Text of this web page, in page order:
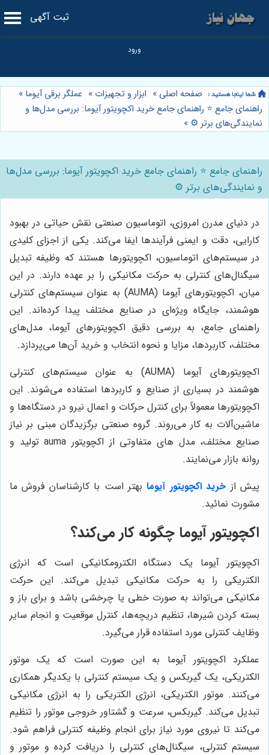
ثبت آگهی
صفحه اصلی » ابزار و تجهیزات » عملگر برقی آیوما »
راهنمای جامع ⭐️ راهنمای جامع خرید اکچویتور آیوما: بررسی مدل‌ها و
نمایندگی‌های برتر ⚙️ »
راهنمای جامع ⭐️ راهنمای جامع خرید اکچویتور آیوما: بررسی مدل‌ها
و نمایندگی‌های برتر ⚙️
در دنیای مدرن امروزی، اتوماسیون صنعتی نقش حیاتی در بهبود
کارایی، دقت و ایمنی فرآیندها ایفا می‌کند. یکی از اجزای کلیدی
در سیستم‌های اتوماسیون، اکچویتورها هستند که وظیفه تبدیل
سیگنال‌های کنترلی به حرکت مکانیکی را بر عهده دارند. در این
میان، اکچویتورهای آیوما (AUMA) به عنوان سیستم‌های کنترلی
هوشمند، جایگاه ویژه‌ای در صنایع مختلف پیدا کرده‌اند. این
راهنمای جامع، به بررسی دقیق اکچویتورهای آیوما، مدل‌های
مختلف، کاربردها، مزایا و نحوه انتخاب و خرید آن‌ها می‌پردازد.
اکچویتورهای آیوما (AUMA) به عنوان سیستم‌های کنترلی
هوشمند در بسیاری از صنایع و کاربردها استفاده می‌شوند. این
اکچویتورها معمولاً برای کنترل حرکات و اعمال نیرو در دستگاه‌ها و
ماشین‌آلات به کار می‌روند. گروه صنعتی برگزیدگان مبنی بر نیاز
صنایع مختلف، مدل های متفاوتی از اکچویتور aumaتولید و
روانه بازار می‌نمایند.
پیش از خرید اکچویتور آیوما بهتر است با کارشناسان فروش ما
مشورت نمائید.
اکچویتور آیوما چگونه کار می‌کند؟
اکچویتور آیوما یک دستگاه الکترومکانیکی است که انرژی
الکتریکی را به حرکت مکانیکی تبدیل می‌کند. این حرکت
مکانیکی می‌تواند به صورت خطی یا چرخشی باشد و برای باز و
بسته کردن شیرها، تنظیم دریچه‌ها، کنترل موقعیت و انجام سایر
وظایف کنترلی مورد استفاده قرار می‌گیرد.
عملکرد اکچویتور آیوما به این صورت است که یک موتور
الکتریکی، یک گیربکس و یک سیستم کنترلی با یکدیگر همکاری
می‌کنند. موتور الکتریکی، انرژی الکتریکی را به انرژی مکانیکی
تبدیل می‌کند. گیربکس، سرعت و گشتاور خروجی موتور را تنظیم
می‌کند تا نیروی مورد نیاز برای انجام وظیفه کنترلی فراهم شود.
سیستم کنترلی، سیگنال‌های کنترلی را دریافت کرده و موتور و